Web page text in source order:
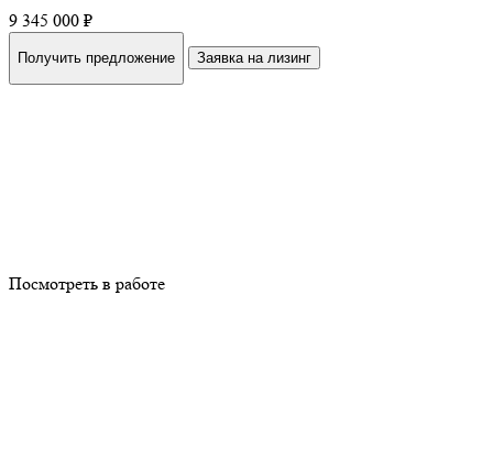
9 345 000 ₽
Получить предложение Заявка на лизинг
Посмотреть в работе